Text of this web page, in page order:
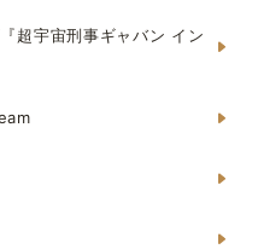
超宇宙刑事ギャバン イン